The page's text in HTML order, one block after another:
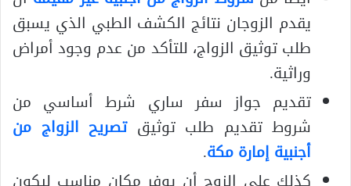
يقدم الزوجان نتائج الكشف الطبي الذي يسبق
طلب توثيق الزواج، للتأكد من عدم وجود أمراض
وراثية.
تقديم جواز سفر ساري شرط أساسي من
شروط تقديم طلب توثيقتصريح الزواج من
أجنبية إمارة مكة.